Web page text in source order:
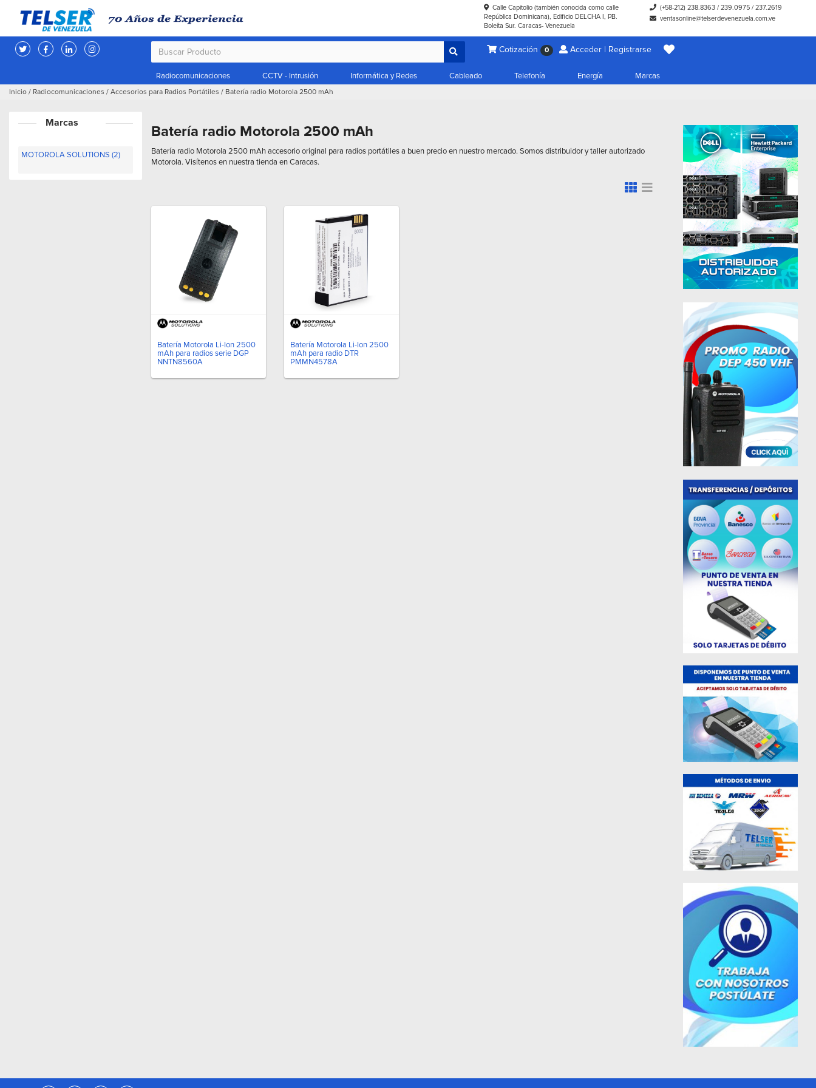
Calle Capitolio (también conocida como calle
República Dominicana), Edificio DELCHA I, PB.
Boleíta Sur. Caracas- Venezuela
(+58-212) 238.8363 /239.0975 /237.2619
ventasonline@telserdevenezuela.com.ve
Cotización 0 Acceder | Registrarse
Radiocomunicaciones CCTV - Intrusión Informática y Redes Cableado Telefonía Energía Marcas
Inicio / Radiocomunicaciones / Accesorios para Radios Portátiles / Batería radio Motorola 2500 mAh
Marcas
MOTOROLA SOLUTIONS (2)
Batería radio Motorola 2500 mAh
Batería radio Motorola 2500 mAh accesorio original para radios portátiles a buen precio en nuestro mercado. Somos distribuidor y taller autorizado
Motorola. Visítenos en nuestra tienda en Caracas.
Batería Motorola Li-Ion 2500
mAh para radios serie DGP
NNTN8560A
Batería Motorola Li-Ion 2500
mAh para radio DTR
PMMN4578A